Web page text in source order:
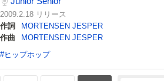
2009.2.18 リリース
作詞
MORTENSEN JESPER
作曲
MORTENSEN JESPER
#ヒップホップ